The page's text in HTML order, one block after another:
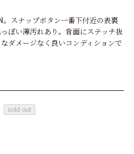
スナップボタン一番下付近の表裏
ぽい薄汚れあり。背面にステッチ抜
ダメージなく良いコンディションで
sold out